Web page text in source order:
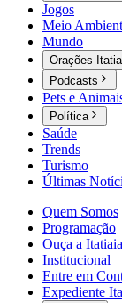
Jogos
Meio
Mundo
Orações
Podcasts
Pets e
Política
Saúde
Trends
Turismo
Últimas
Quem Somos
Programação
Ouça a Itatiaia
Institucional
Entre em
Expediente